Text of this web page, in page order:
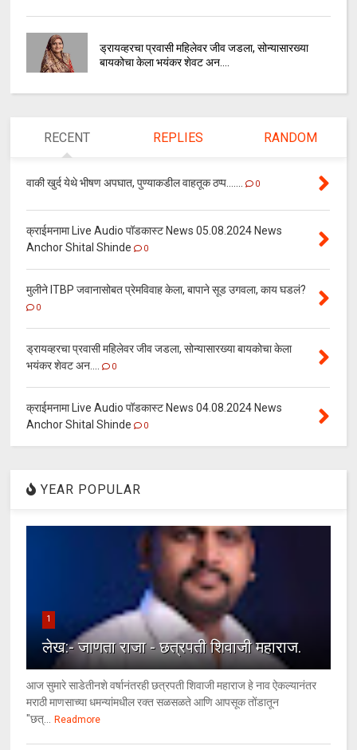
ड्रायव्हरचा प्रवासी महिलेवर जीव जडला, सोन्यासारख्या
बायकोचा केला भयंकर शेवट अन....
RECENT REPLIES RANDOM
वाकी खुर्द येथे भीषण अपघात, पुण्याकडील वाहतूक ठप्प....... 0
क्राईमनामा Live Audio पॉडकास्ट News 05.08.2024 News
Anchor Shital Shinde
0
मुलीने ITBP जवानासोबत प्रेमविवाह केला, बापाने सूड उगवला, काय घडलं?
0
ड्रायव्हरचा प्रवासी महिलेवर जीव जडला, सोन्यासारख्या बायकोचा केला
भयंकर शेवट अन....
0
क्राईमनामा Live Audio पॉडकास्ट News 04.08.2024 News
Anchor Shital Shinde
0
YEAR POPULAR
1
लेख:- जाणता राजा - छत्रपती शिवाजी महाराज.
आज सुमारे साडेतीनशे वर्षानंतरही छत्रपती शिवाजी महाराज हे नाव ऐकल्यानंतर
मराठी माणसाच्या धमन्यांमधील रक्त सळसळते आणि आपसूक तोंडातून
"छत्... Readmore